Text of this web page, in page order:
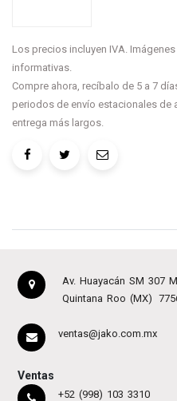
Los precios incluyen IVA.
informativas.
Compre ahora, recíbalo de 5 a 7
periodos de envío estacionales de
entrega más largos.
Av. Huayacán SM 307
Quintana Roo (MX)
ventas@jako.com.mx
Ventas
+52 (998) 103 3310